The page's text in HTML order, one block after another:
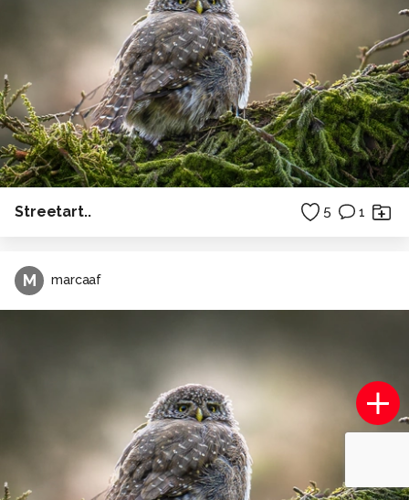
Streetart.. 5 1
M marcaaf